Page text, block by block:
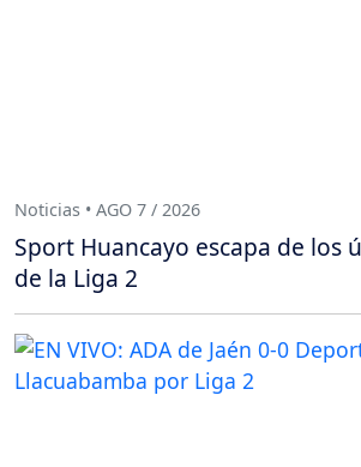
Noticias • AGO 7 / 2026
Sport Huancayo escapa de los
de la Liga 2